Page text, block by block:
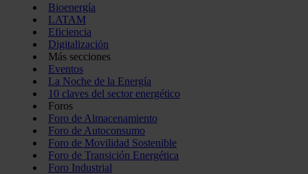
Bioenergía
LATAM
Eficiencia
Digitalización
Más secciones
Eventos
La Noche de la Energía
10 claves del sector energético
Foros
Foro de Almacenamiento
Foro de Autoconsumo
Foro de Movilidad Sostenible
Foro de Transición Energética
Foro Industrial